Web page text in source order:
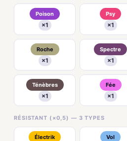
Poison
×1
Psy
×1
Roche
×1
Spectre
×1
Ténèbres
×1
Fée
×1
RÉSISTANT (×0,5) — 3 TYPES
Électrik Vol